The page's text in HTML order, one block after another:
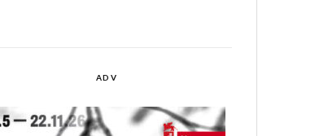
ADV